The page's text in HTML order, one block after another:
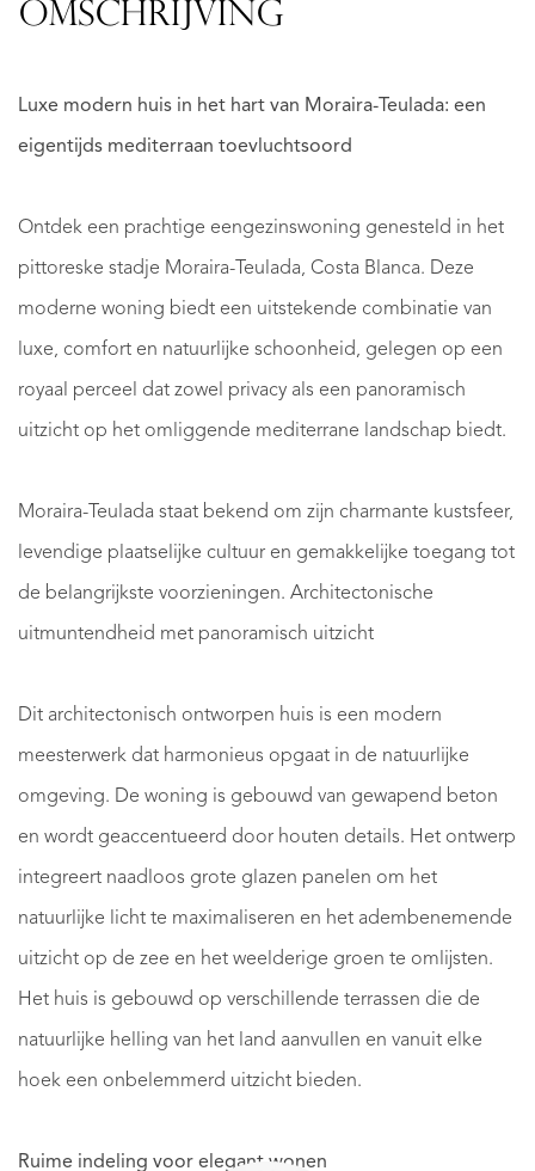
OMSCHRIJVING
Luxe modern huis in het hart van Moraira-Teulada: een
eigentijds mediterraan toevluchtsoord
Ontdek een prachtige eengezinswoning genesteld in het
pittoreske stadje Moraira-Teulada, Costa Blanca. Deze
moderne woning biedt een uitstekende combinatie van
luxe, comfort en natuurlijke schoonheid, gelegen op een
royaal perceel dat zowel privacy als een panoramisch
uitzicht op het omliggende mediterrane landschap biedt.
Moraira-Teulada staat bekend om zijn charmante kustsfeer,
levendige plaatselijke cultuur en gemakkelijke toegang tot
de belangrijkste voorzieningen. Architectonische
uitmuntendheid met panoramisch uitzicht
Dit architectonisch ontworpen huis is een modern
meesterwerk dat harmonieus opgaat in de natuurlijke
omgeving. De woning is gebouwd van gewapend beton
en wordt geaccentueerd door houten details. Het ontwerp
integreert naadloos grote glazen panelen om het
natuurlijke licht te maximaliseren en het adembenemende
uitzicht op de zee en het weelderige groen te omlijsten.
Het huis is gebouwd op verschillende terrassen die de
natuurlijke helling van het land aanvullen en vanuit elke
hoek een onbelemmerd uitzicht bieden.
Ruime indeling voor elegant wonen